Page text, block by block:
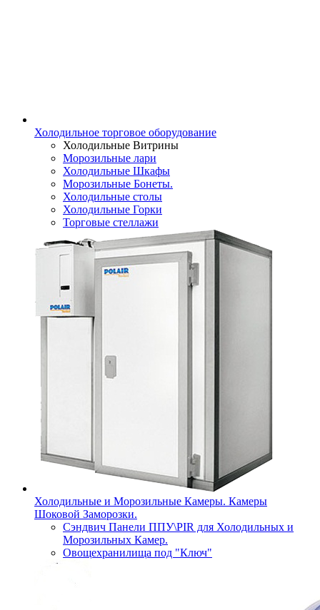
Холодильное торговое оборудование
Холодильные Витрины
Морозильные лари
Холодильные Шкафы
Морозильные Бонеты.
Холодильные столы
Холодильные Горки
Торговые стеллажи
Холодильные и Морозильные Камеры. Камеры
Шоковой Заморозки.
Сэндвич Панели ППУ\PIR для Холодильных и
Морозильных Камер.
Овощехранилища под "Ключ"